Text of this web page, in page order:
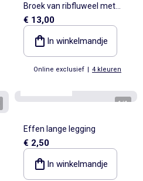
Broek van ribfluweel met
inbegrepen riem
€ 13,00
In winkelmandje
Online exclusief | 4 kleuren
1/1
Effen lange legging
€ 2,50
In winkelmandje